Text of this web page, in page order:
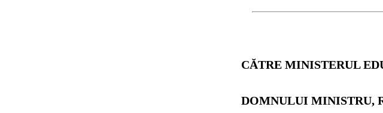
CĂTRE MINISTERUL
DOMNULUI MINISTRU,